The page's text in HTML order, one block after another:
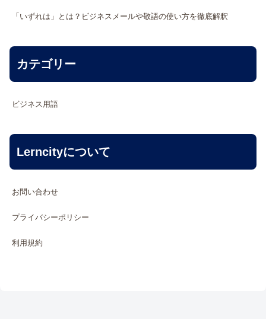
「いずれは」とは？ビジネスメールや敬語の使い方を徹底解釈
カテゴリー
ビジネス用語
Lerncityについて
お問い合わせ
プライバシーポリシー
利用規約